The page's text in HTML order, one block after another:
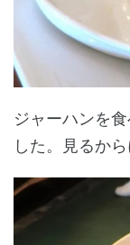
ジャーハンを
した。見るか